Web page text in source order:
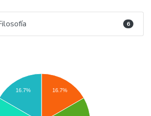
6
16.7%
16.7%